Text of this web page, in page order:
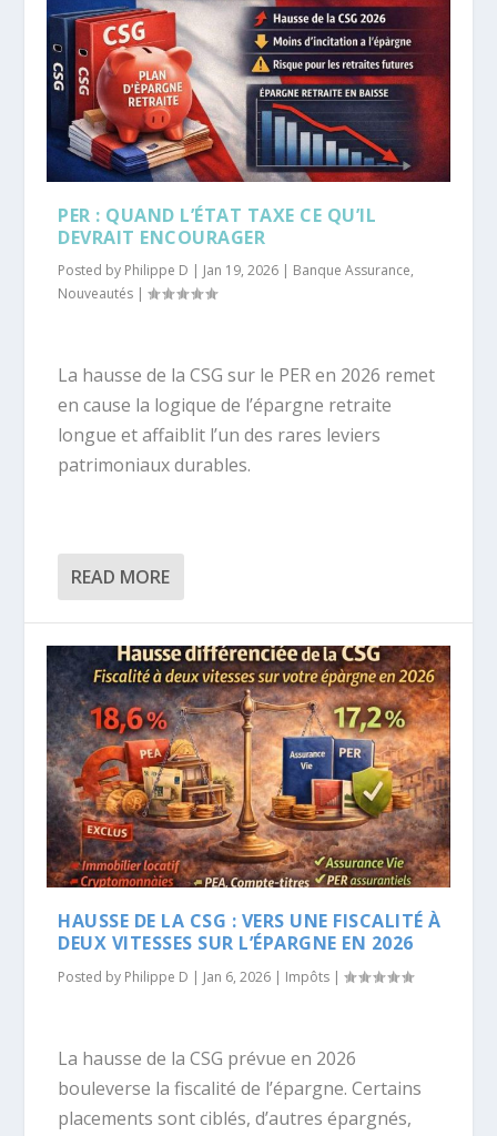
PER : QUAND L’ÉTAT TAXE CE QU’IL
DEVRAIT ENCOURAGER
Posted by Philippe D | Jan 19, 2026 | Banque Assurance,
Nouveautés |
La hausse de la CSG sur le PER en 2026 remet
en cause la logique de l’épargne retraite
longue et affaiblit l’un des rares leviers
patrimoniaux durables.
READ MORE
HAUSSE DE LA CSG : VERS UNE FISCALITÉ À
DEUX VITESSES SUR L’ÉPARGNE EN 2026
Posted by Philippe D | Jan 6, 2026 | Impôts |
La hausse de la CSG prévue en 2026
bouleverse la fiscalité de l’épargne. Certains
placements sont ciblés, d’autres épargnés,